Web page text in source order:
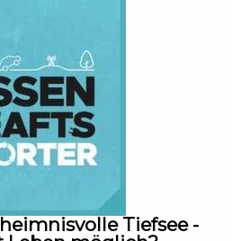
Tiefsee -